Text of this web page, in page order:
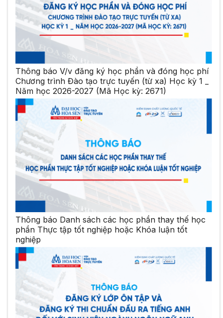
Thông báo V/v đăng ký học phần và đóng học phí
Chương trình Đào tạo trực tuyến (từ xa) Học kỳ 1 _
Năm học 2026-2027 (Mã Học kỳ: 2671)
Thông báo Danh sách các học phần thay thế học
phần Thực tập tốt nghiệp hoặc Khóa luận tốt
nghiệp